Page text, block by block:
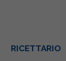
RICETTARIO